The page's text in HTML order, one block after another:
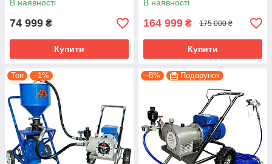
02
двигуна або стисненого повітря.
03
Вам доступні мембранні, поршневі та гідропоршневі
агрегати з різною потужністю та продуктивністю.
В наявності
74 999 ₴
Купити
(10.3 л/хв 4000 Вт)
В наявності
164 999 ₴ 175 000 ₴
Купити
Топ –1% –8% Подарунок